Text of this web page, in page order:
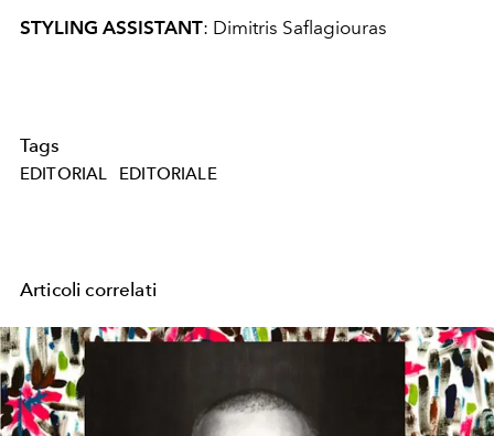
STYLING ASSISTANT: Dimitris Saflagiouras
Tags
EDITORIAL EDITORIALE
Articoli correlati